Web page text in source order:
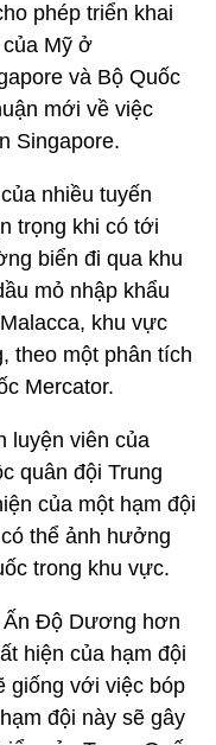
phép triển khai
của Mỹ ở
và Bộ Quốc
mới về việc
Singapore.
nhiều tuyến
trọng khi có tới
biển đi qua khu
mỏ nhập khẩu
khu vực
theo một phân tích
Mercator.
luyện viên của
quân đội Trung
của một hạm đội
thể ảnh hưởng
trong khu vực.
Ấn Độ Dương hơn
hiện của hạm đội
giống với việc bóp
đội này sẽ gây